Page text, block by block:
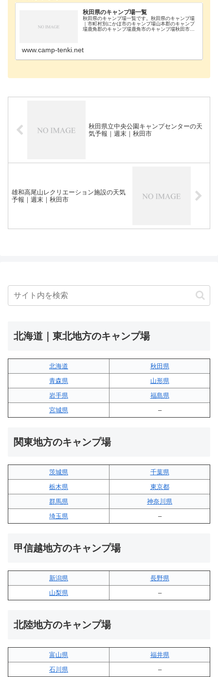
秋田県のキャンプ場一覧
秋田県のキャンプ場一覧です。秋田県のキャンプ場
｜市町村別にかほ市のキャンプ場山本郡のキャンプ
場鹿角郡のキャンプ場鹿角市のキャンプ場秋田市の
www.camp-tenki.net
秋田県立中央公園キャンプセンターの天
気予報｜週末｜秋田市
雄和高尾山レクリエーション施設の天気
予報｜週末｜秋田市
北海道｜東北地方のキャンプ場
北海道
秋田県
青森県
山形県
岩手県
福島県
宮城県
–
関東地方のキャンプ場
茨城県
千葉県
栃木県
東京都
群馬県
神奈川県
埼玉県
–
甲信越地方のキャンプ場
新潟県
長野県
山梨県
–
北陸地方のキャンプ場
富山県
福井県
石川県
–